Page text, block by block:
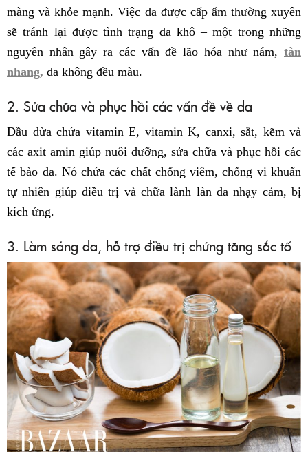
màng và khỏe mạnh. Việc da được cấp ẩm thường xuyên
sẽ tránh lại được tình trạng da khô – một trong những
nguyên nhân gây ra các vấn đề lão hóa như nám, tàn
nhang, da không đều màu.
2. Sửa chữa và phục hồi các vấn đề về da
Dầu dừa chứa vitamin E, vitamin K, canxi, sắt, kẽm và
các axit amin giúp nuôi dưỡng, sửa chữa và phục hồi các
tế bào da. Nó chứa các chất chống viêm, chống vi khuẩn
tự nhiên giúp điều trị và chữa lành làn da nhạy cảm, bị
kích ứng.
3. Làm sáng da, hỗ trợ điều trị chứng tăng sắc tố